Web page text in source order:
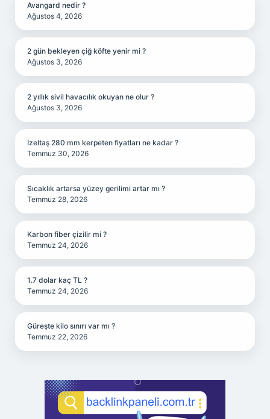
Avangard nedir ?
Ağustos 4, 2026
2 gün bekleyen çiğ köfte yenir mi ?
Ağustos 3, 2026
2 yıllık sivil havacılık okuyan ne olur ?
Ağustos 3, 2026
İzeltaş 280 mm kerpeten fiyatları ne kadar ?
Temmuz 30, 2026
Sıcaklık artarsa yüzey gerilimi artar mı ?
Temmuz 28, 2026
Karbon fiber çizilir mi ?
Temmuz 24, 2026
1.7 dolar kaç TL ?
Temmuz 24, 2026
Güreşte kilo sınırı var mı ?
Temmuz 22, 2026